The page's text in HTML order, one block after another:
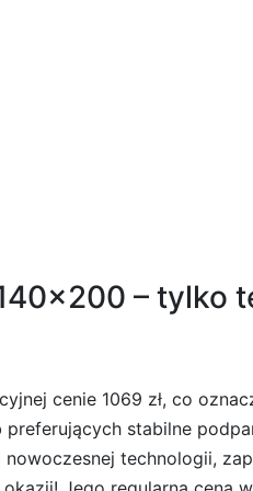
– tylko
cenie 1069 zł, co
preferujących stabilne
technologii,